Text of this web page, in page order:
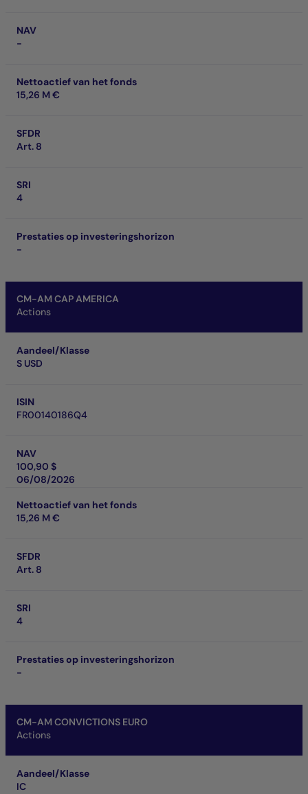
NAV
-
Nettoactief van het fonds
15,26 M €
SFDR
Art. 8
SRI
4
Prestaties op investeringshorizon
-
CM-AM CAP AMERICA
Actions
Aandeel/Klasse
S USD
ISIN
FR00140186Q4
NAV
100,90 $
06/08/2026
Nettoactief van het fonds
15,26 M €
SFDR
Art. 8
SRI
4
Prestaties op investeringshorizon
-
CM-AM CONVICTIONS EURO
Actions
Aandeel/Klasse
IC